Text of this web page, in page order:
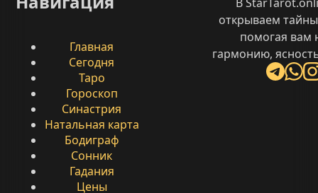
Главная
Сегодня
Таро
Гороскоп
Синастрия
Натальная карта
Бодиграф
Сонник
Гадания
Цены
открываем
помогая вам
гармонию,